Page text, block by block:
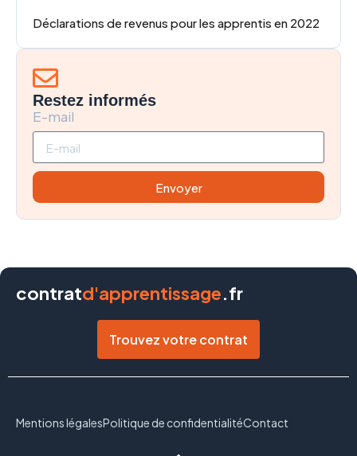
Déclarations de revenus pour les apprentis en 2022
Restez informés
E-mail
Envoyer
contratd'apprentissage.fr
Trouvez votre contrat
Mentions légalesPolitique de confidentialitéContact